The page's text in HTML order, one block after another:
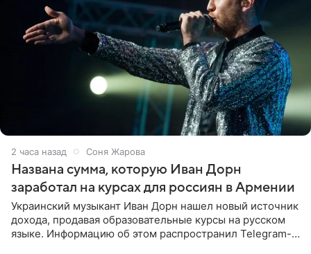
2 часа назад Соня Жарова
Названа сумма, которую Иван Дорн
заработал на курсах для россиян в Армении
Украинский музыкант Иван Дорн нашел новый источник
дохода, продавая образовательные курсы на русском
языке. Информацию об этом распространил Telegram-